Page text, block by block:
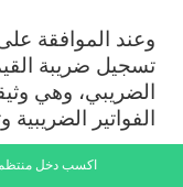
وعند الموافقة
تسجيل ضريبة
الضريبي، وهي
الفواتير الضريبية
ومن حيثاكسب دخل منتظم يصل